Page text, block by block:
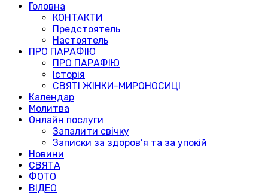
Головна
КОНТАКТИ
Предстоятель
Настоятель
ПРО ПАРАФІЮ
ПРО ПАРАФІЮ
Історія
СВЯТІ ЖІНКИ-МИРОНОСИЦІ
Календар
Молитва
Онлайн послуги
Запалити свічку
Записки за здоров’я та за упокій
Новини
СВЯТА
ФОТО
ВІДЕО